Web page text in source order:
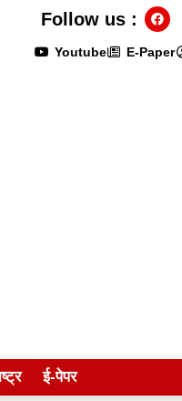
Youtube E-Paper
Follow us :
ई-पेपर